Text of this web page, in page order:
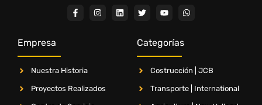
Empresa
Nuestra Historia
Proyectos Realizados
Categorías
Costrucción | JCB
Transporte | International